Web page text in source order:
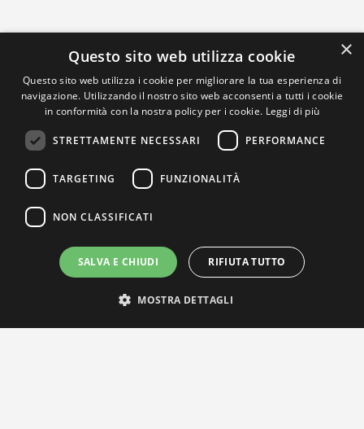
×
Questo sito web utilizza cookie
Questo sito web utilizza i cookie per migliorare la tua esperienza di
navigazione. Utilizzando il nostro sito web acconsenti a tutti i cookie
in conformità con la nostra policy per i cookie. Leggi di più
STRETTAMENTE NECESSARI PERFORMANCE
TARGETING FUNZIONALITÀ
NON CLASSIFICATI
SALVA E CHIUDI RIFIUTA TUTTO
MOSTRA DETTAGLI